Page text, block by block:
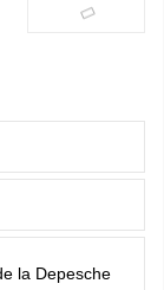
la Depesche